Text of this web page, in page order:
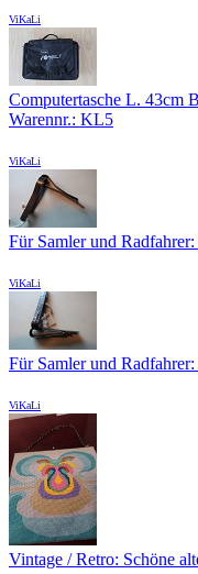
ViKaLi
Computertasche L. 43cm
Warennr.: KL5
ViKaLi
Für Samler und
ViKaLi
Für Samler und
ViKaLi
Vintage / Retro: Schöne